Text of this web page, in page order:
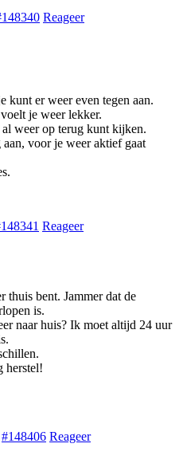
Reageer
kunt er weer even tegen aan.
je weer lekker.
weer op terug kunt kijken.
voor je weer aktief gaat
Reageer
thuis bent. Jammer dat de
is.
naar huis? Ik moet altijd 24 uur
herstel!
#148406 Reageer